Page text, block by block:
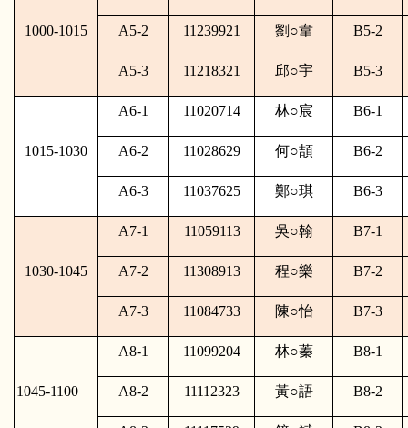
1000-1015 A5-2 11239921 劉 ○韋 B5-2
A5-3 11218321 邱○宇 B5-3
1015-1030
A6-1 11020714 林○宸 B6-1
A6-2 11028629 何○頡 B6-2
A6-3 11037625 鄭○琪 B6-3
1030-1045
A7-1 11059113 吳○翰 B7-1
A7-2 11308913 程○樂 B7-2
A7-3 11084733 陳○怡 B7-3
1045-1100
A8-1 11099204 林○蓁 B8-1
A8-2 11112323 黃○語 B8-2